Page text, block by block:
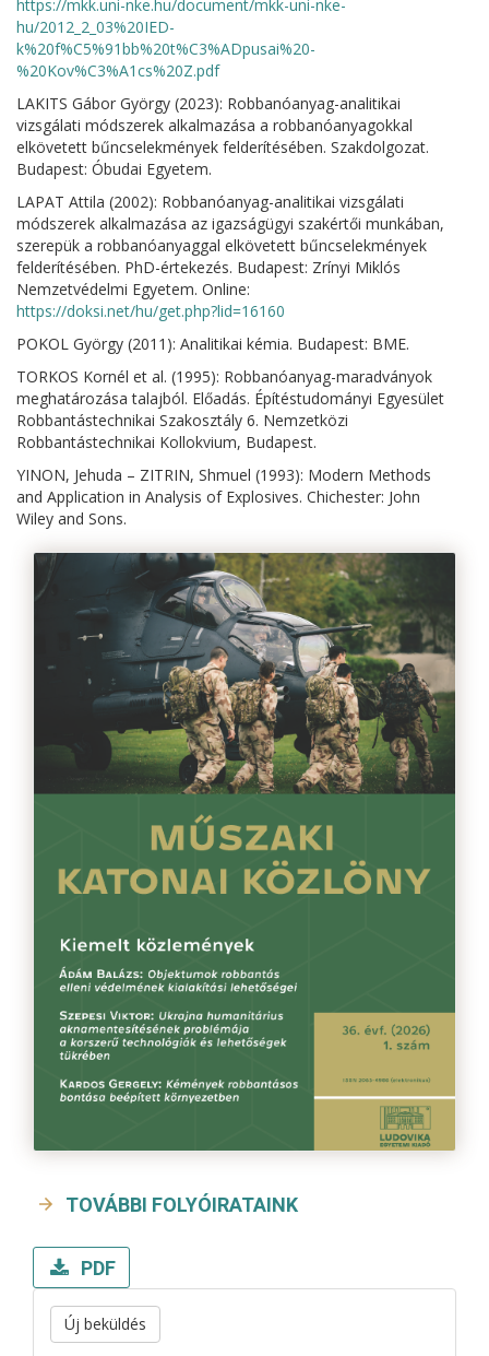
https://mkk.uni-nke.hu/document/mkk-uni-nke-
hu/2012_2_03%20IED-
k%20f%C5%91bb%20t%C3%ADpusai%20-
%20Kov%C3%A1cs%20Z.pdf
LAKITS Gábor György (2023): Robbanóanyag-analitikai
vizsgálati módszerek alkalmazása a robbanóanyagokkal
elkövetett bűncselekmények felderítésében. Szakdolgozat.
Budapest: Óbudai Egyetem.
LAPAT Attila (2002): Robbanóanyag-analitikai vizsgálati
módszerek alkalmazása az igazságügyi szakértői munkában,
szerepük a robbanóanyaggal elkövetett bűncselekmények
felderítésében. PhD-értekezés. Budapest: Zrínyi Miklós
Nemzetvédelmi Egyetem. Online:
https://doksi.net/hu/get.php?lid=16160
POKOL György (2011): Analitikai kémia. Budapest: BME.
TORKOS Kornél et al. (1995): Robbanóanyag-maradványok
meghatározása talajból. Előadás. Építéstudományi Egyesület
Robbantástechnikai Szakosztály 6. Nemzetközi
Robbantástechnikai Kollokvium, Budapest.
YINON, Jehuda – ZITRIN, Shmuel (1993): Modern Methods
and Application in Analysis of Explosives. Chichester: John
Wiley and Sons.
TOVÁBBI FOLYÓIRATAINK
PDF
Új beküldés